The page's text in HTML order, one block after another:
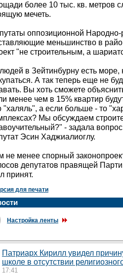
более 10 тыс. кв. метров
мечеть.
оппозиционной Народно-
меньшинство в
"не строительным, а
в Зейтинбурну есть море,
А так теперь еще не
Вы хоть сможете
менее чем в 15% квартир
"халяль", а если больше - то
Мы обсуждаем
- задала
Эсин Хаджиалиоглу.
не менее спорный
депутатов правящей
принят.
для печати
Настройка ленты
Патриарх Кирилл увидел
школе в отсутствии
17:41